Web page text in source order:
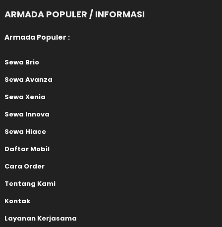
ARMADA POPULER / INFORMASI
Armada Populer :
Sewa Brio
Sewa Avanza
Sewa Xenia
Sewa Innova
Sewa Hiace
Daftar Mobil
Cara Order
Tentang Kami
Kontak
Layanan Kerjasama